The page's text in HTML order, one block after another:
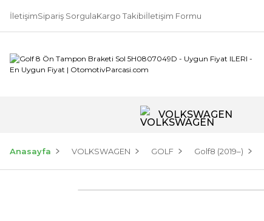
İletişimSipariş SorgulaKargo Takibiİletişim Formu
VOLKSWAGEN
Anasayfa VOLKSWAGEN GOLF Golf8 (2019–)